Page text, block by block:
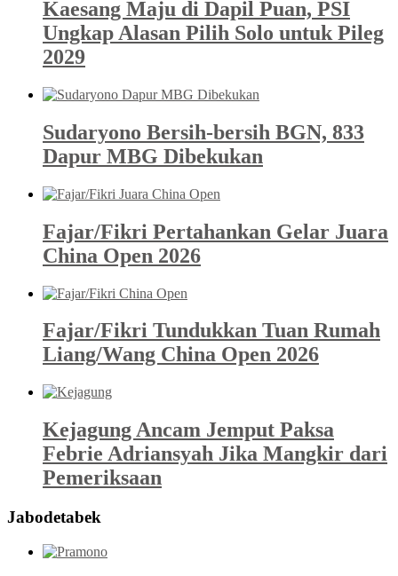
Kaesang Maju di Dapil Puan, PSI
Ungkap Alasan Pilih Solo untuk Pileg
2029
Sudaryono Bersih-bersih BGN, 833
Dapur MBG Dibekukan
Fajar/Fikri Pertahankan Gelar Juara
China Open 2026
Fajar/Fikri Tundukkan Tuan Rumah
Liang/Wang China Open 2026
Kejagung Ancam Jemput Paksa
Febrie Adriansyah Jika Mangkir dari
Pemeriksaan
Jabodetabek